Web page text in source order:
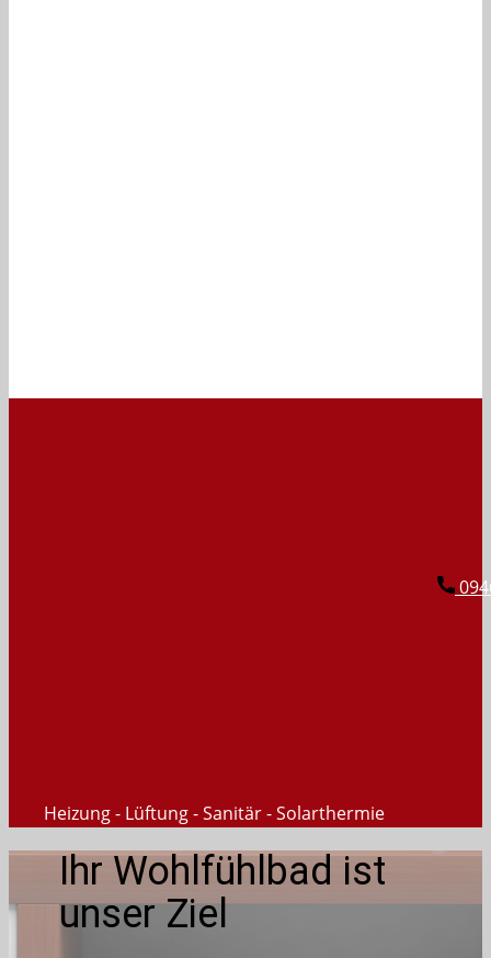
Heizung - Lüftung - Sanitär - Solarthermie
Ihr Wohlfühlbad ist
unser Ziel